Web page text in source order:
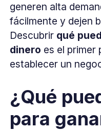
generen alta
fácilmente y dejen
Descubrir qué
dinero es el primer
establecer un
¿Qué
para